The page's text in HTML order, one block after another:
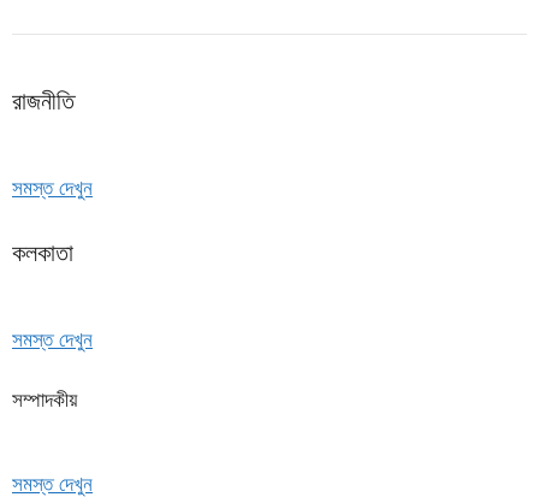
রাজনীতি
সমস্ত দেখুন
কলকাতা
সমস্ত দেখুন
সম্পাদকীয়
সমস্ত দেখুন